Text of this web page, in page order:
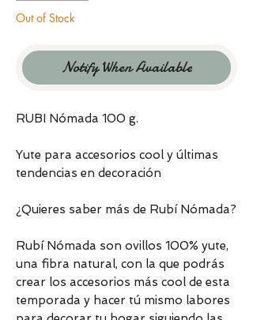
Out of Stock
Notify When Available
RUBI Nómada 100 g.
Yute para accesorios cool y últimas
tendencias en decoración
¿Quieres saber más de Rubí Nómada?
Rubí Nómada son ovillos 100% yute,
una fibra natural, con la que podrás
crear los accesorios más cool de esta
temporada y hacer tú mismo labores